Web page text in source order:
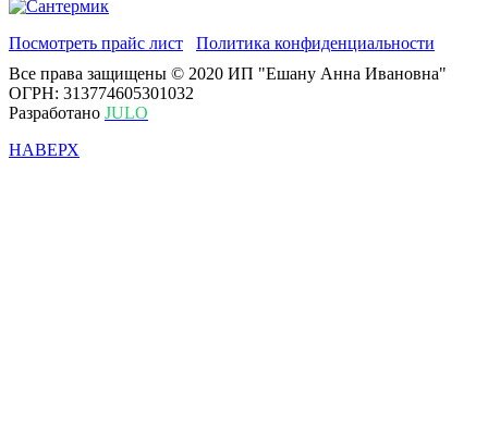
Посмотреть прайс лист
Политика конфиденциальности
Все права защищены © 2020 ИП "Ешану Анна Ивановна"
ОГРН: 313774605301032
Разработано JULO
НАВЕРХ